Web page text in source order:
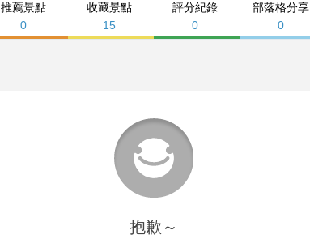
推薦景點
0
收藏景點
15
評分紀錄
0
部落格分享
0
抱歉～